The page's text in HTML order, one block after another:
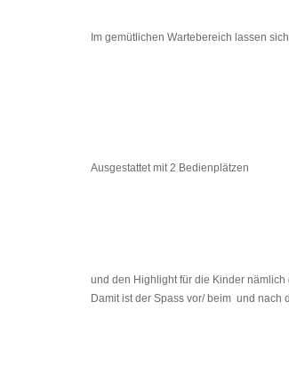
Im gemütlichen Wartebereich lassen
Ausgestattet mit 2 Bedienplätzen
und den Highlight für die Kinder
Damit ist der Spass vor/ beim und